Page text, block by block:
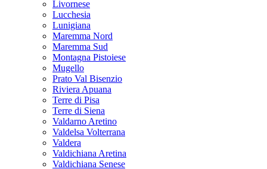
Livornese
Lucchesia
Lunigiana
Maremma Nord
Maremma Sud
Montagna Pistoiese
Mugello
Prato Val Bisenzio
Riviera Apuana
Terre di Pisa
Terre di Siena
Valdarno Aretino
Valdelsa Volterrana
Valdera
Valdichiana Aretina
Valdichiana Senese